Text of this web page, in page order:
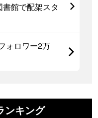
館で配架スタ
ォロワー2万
ンキング